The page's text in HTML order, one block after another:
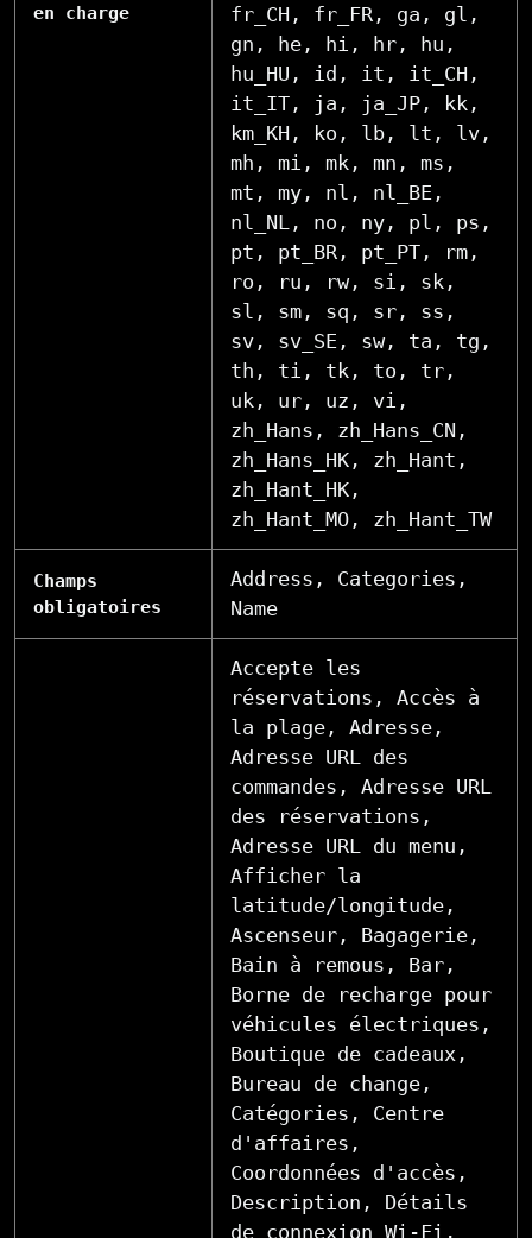
en charge
fr_CH, fr_FR, ga, gl,
gn, he, hi, hr, hu,
hu_HU, id, it, it_CH,
it_IT, ja, ja_JP, kk,
km_KH, ko, lb, lt, lv,
mh, mi, mk, mn, ms,
mt, my, nl, nl_BE,
nl_NL, no, ny, pl, ps,
pt, pt_BR, pt_PT, rm,
ro, ru, rw, si, sk,
sl, sm, sq, sr, ss,
sv, sv_SE, sw, ta, tg,
th, ti, tk, to, tr,
uk, ur, uz, vi,
zh_Hans, zh_Hans_CN,
zh_Hans_HK, zh_Hant,
zh_Hant_HK,
zh_Hant_MO, zh_Hant_TW
Champs
obligatoires
Address, Categories,
Name
Accepte les
réservations, Accès à
la plage, Adresse,
Adresse URL des
commandes, Adresse URL
des réservations,
Adresse URL du menu,
Afficher la
latitude/longitude,
Ascenseur, Bagagerie,
Bain à remous, Bar,
Borne de recharge pour
véhicules électriques,
Boutique de cadeaux,
Bureau de change,
Catégories, Centre
d'affaires,
Coordonnées d'accès,
Description, Détails
de connexion Wi-Fi,